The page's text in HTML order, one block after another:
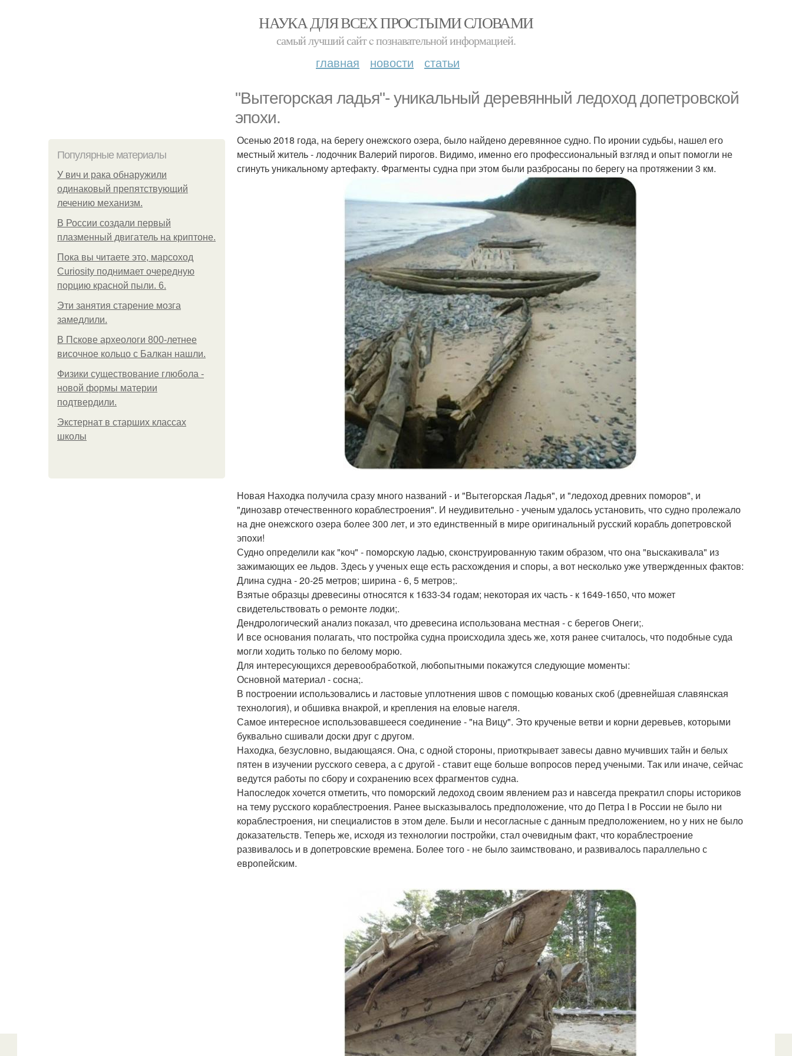
НАУКА ДЛЯ ВСЕХ ПРОСТЫМИ СЛОВАМИ
самый лучший сайт c познавательной информацией.
главная новости статьи
"Вытегорская ладья"- уникальный деревянный ледоход допетровской
эпохи.
Популярные материалы
У вич и рака обнаружили
одинаковый препятствующий
лечению механизм.
В России создали первый
плазменный двигатель на криптоне.
Пока вы читаете это, марсоход
Curiosity поднимает очередную
порцию красной пыли. 6.
Эти занятия старение мозга
замедлили.
В Пскове археологи 800-летнее
височное кольцо с Балкан нашли.
Физики существование глюбола -
новой формы материи
подтвердили.
Экстернат в старших классах
школы
Осенью 2018 года, на берегу онежского озера, было найдено деревянное судно. По иронии судьбы, нашел его
местный житель - лодочник Валерий пирогов. Видимо, именно его профессиональный взгляд и опыт помогли не
сгинуть уникальному артефакту. Фрагменты судна при этом были разбросаны по берегу на протяжении 3 км.
Новая Находка получила сразу много названий - и "Вытегорская Ладья", и "ледоход древних поморов", и
"динозавр отечественного кораблестроения". И неудивительно - ученым удалось установить, что судно пролежало
на дне онежского озера более 300 лет, и это единственный в мире оригинальный русский корабль допетровской
эпохи!
Судно определили как "коч" - поморскую ладью, сконструированную таким образом, что она "выскакивала" из
зажимающих ее льдов. Здесь у ученых еще есть расхождения и споры, а вот несколько уже утвержденных фактов:
Длина судна - 20-25 метров; ширина - 6, 5 метров;.
Взятые образцы древесины относятся к 1633-34 годам; некоторая их часть - к 1649-1650, что может
свидетельствовать о ремонте лодки;.
Дендрологический анализ показал, что древесина использована местная - с берегов Онеги;.
И все основания полагать, что постройка судна происходила здесь же, хотя ранее считалось, что подобные суда
могли ходить только по белому морю.
Для интересующихся деревообработкой, любопытными покажутся следующие моменты:
Основной материал - сосна;.
В построении использовались и ластовые уплотнения швов с помощью кованых скоб (древнейшая славянская
технология), и обшивка внакрой, и крепления на еловые нагеля.
Самое интересное использовавшееся соединение - "на Вицу". Это крученые ветви и корни деревьев, которыми
буквально сшивали доски друг с другом.
Находка, безусловно, выдающаяся. Она, с одной стороны, приоткрывает завесы давно мучивших тайн и белых
пятен в изучении русского севера, а с другой - ставит еще больше вопросов перед учеными. Так или иначе, сейчас
ведутся работы по сбору и сохранению всех фрагментов судна.
Напоследок хочется отметить, что поморский ледоход своим явлением раз и навсегда прекратил споры историков
на тему русского кораблестроения. Ранее высказывалось предположение, что до Петра I в России не было ни
кораблестроения, ни специалистов в этом деле. Были и несогласные с данным предположением, но у них не было
доказательств. Теперь же, исходя из технологии постройки, стал очевидным факт, что кораблестроение
развивалось и в допетровские времена. Более того - не было заимствовано, и развивалось параллельно с
европейским.